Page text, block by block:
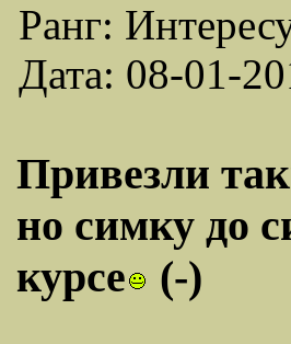
Ранг:
Дата: 08-01-
Привезли
но симку до
курсе
(-)